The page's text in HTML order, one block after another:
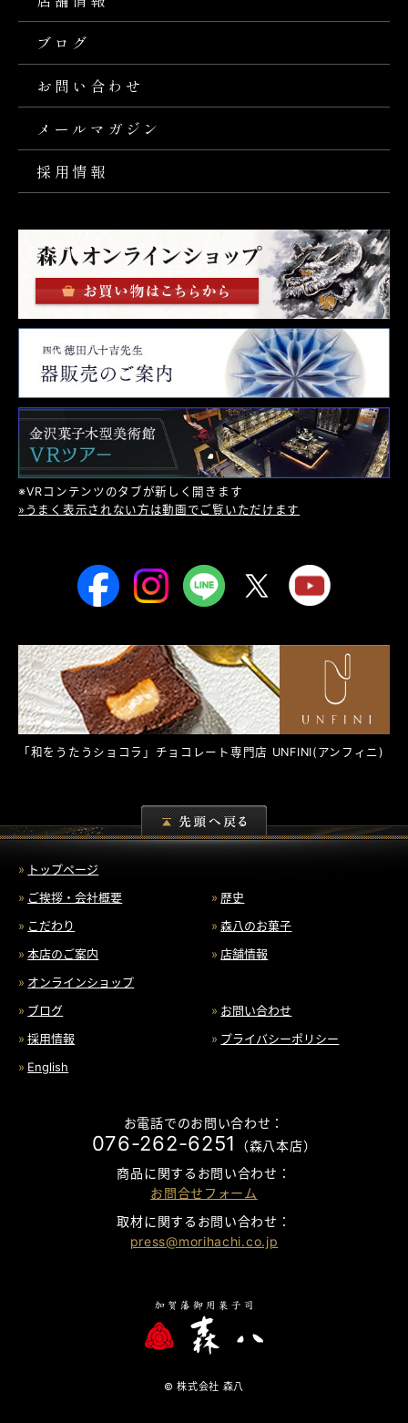
ブログ
お問い合わせ
メールマガジン
採用情報
※VRコンテンツのタブが新しく開きます
»うまく表示されない方は動画でご覧いただけます
「和をうたうショコラ」チョコレート専門店 UNFINI(アンフィニ)
トップページ
ご挨拶・会社概要
歴史
こだわり
森八のお菓子
本店のご案内
店舗情報
オンラインショップ
ブログ
お問い合わせ
採用情報
プライバシーポリシー
English
お電話でのお問い合わせ：
076-262-6251
（森八本店）
商品に関するお問い合わせ：
お問合せフォーム
取材に関するお問い合わせ：
press@morihachi.co.jp
© 株式会社 森八